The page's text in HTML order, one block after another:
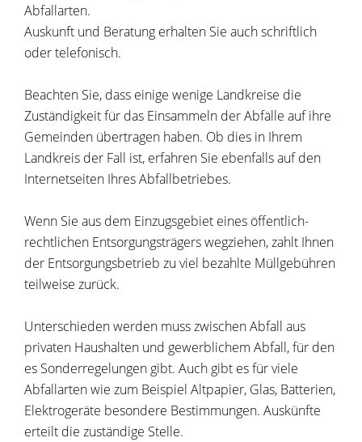
Abfallarten.
Auskunft und Beratung erhalten Sie auch schriftlich
oder telefonisch.
Beachten Sie, dass einige wenige Landkreise die
Zuständigkeit für das Einsammeln der Abfälle auf ihre
Gemeinden übertragen haben. Ob dies in Ihrem
Landkreis der Fall ist, erfahren Sie ebenfalls auf den
Internetseiten Ihres Abfallbetriebes.
Wenn Sie aus dem Einzugsgebiet eines öffentlich-
rechtlichen Entsorgungsträgers wegziehen, zahlt Ihnen
der Entsorgungsbetrieb zu viel bezahlte Müllgebühren
teilweise zurück.
Unterschieden werden muss zwischen Abfall aus
privaten Haushalten und gewerblichem Abfall, für den
es Sonderregelungen gibt. Auch gibt es für viele
Abfallarten wie zum Beispiel Altpapier, Glas, Batterien,
Elektrogeräte besondere Bestimmungen. Auskünfte
erteilt die zuständige Stelle.